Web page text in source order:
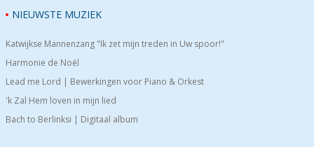
NIEUWSTE MUZIEK
Katwijkse Mannenzang "Ik zet mijn treden in Uw spoor!"
Harmonie de Noël
Lead me Lord | Bewerkingen voor Piano & Orkest
'k Zal Hem loven in mijn lied
Bach to Berlinksi | Digitaal album